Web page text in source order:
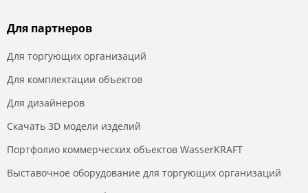
Для партнеров
Для торгующих организаций
Для комплектации объектов
Для дизайнеров
Скачать 3D модели изделий
Портфолио коммерческих объектов WasserKRAFT
Выставочное оборудование для торгующих организаций